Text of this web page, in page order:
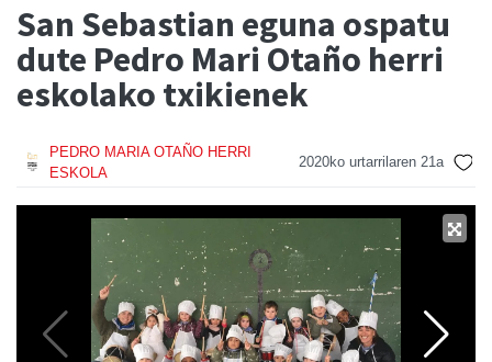
San Sebastian eguna ospatu
dute Pedro Mari Otaño herri
eskolako txikienek
PEDRO MARIA OTAÑO HERRI
ESKOLA
2020ko urtarrilaren 21a